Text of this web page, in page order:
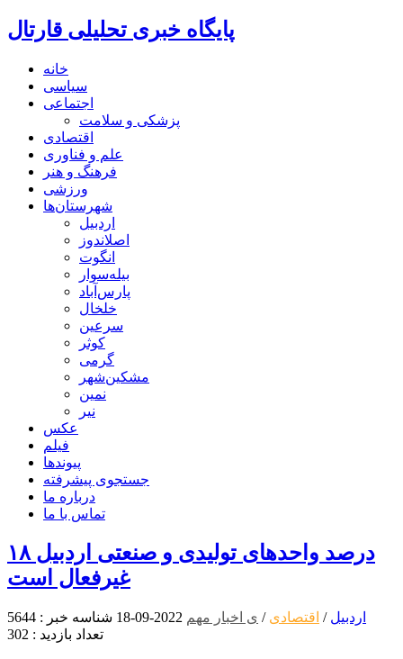
پایگاه خبری تحلیلی قارتال
خانه
سیاسی
اجتماعی
پزشکی و سلامت
اقتصادی
علم و فناوری
فرهنگ و هنر
ورزشی
شهرستان‌ها
اردبیل
اصلاندوز
انگوت
بیله‌سوار
پارس‌آباد
خلخال
سرعین
کوثر
گرمی
مشکین‌شهر
نمین
نیر
عکس
فیلم
پیوندها
جستجوی پیشرفته
درباره ما
تماس با ما
۱۸ درصد واحدهای تولیدی و صنعتی اردبیل
غیرفعال است
اردبیل / اقتصادی / ی اخبار مهم 2022-09-18
شناسه خبر : 5644
تعداد بازدید : 302